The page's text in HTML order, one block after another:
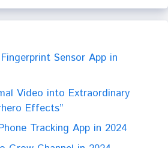
Sensor App in
Video into Extraordinary
Effects”
Tracking App in 2024